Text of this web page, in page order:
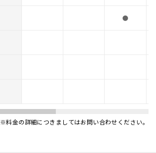
●
※料金の詳細につきましてはお問い合わせください。